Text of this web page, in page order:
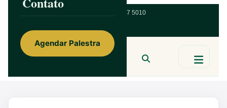
47 9 9967 5010
Ainor Lotério
Agendar Palestra